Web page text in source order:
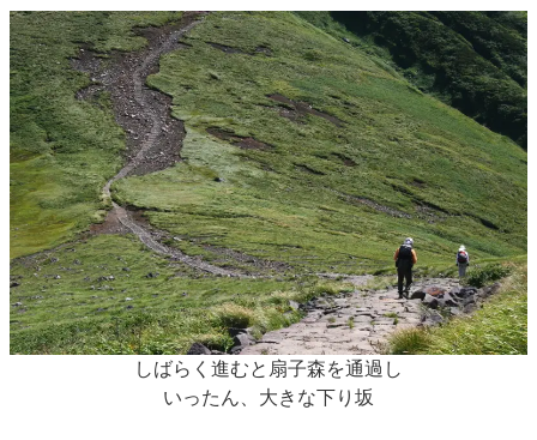
しばらく進むと扇子森を通過し
いったん、大きな下り坂